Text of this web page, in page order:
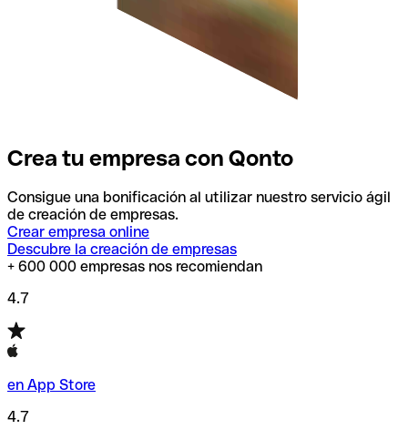
Crea tu empresa con Qonto
Consigue una bonificación al utilizar nuestro servicio ágil
de creación de empresas.
Crear empresa online
Descubre la creación de empresas
+ 600 000 empresas nos recomiendan
4.7
en App Store
4.7